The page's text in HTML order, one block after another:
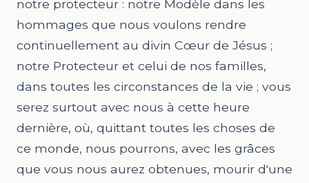
notre protecteur : notre Modèle dans les
hommages que nous voulons rendre
continuellement au divin Cœur de Jésus ;
notre Protecteur et celui de nos familles,
dans toutes les circonstances de la vie ; vous
serez surtout avec nous à cette heure
dernière, où, quittant toutes les choses de
ce monde, nous pourrons, avec les grâces
que vous nous aurez obtenues, mourir d'une